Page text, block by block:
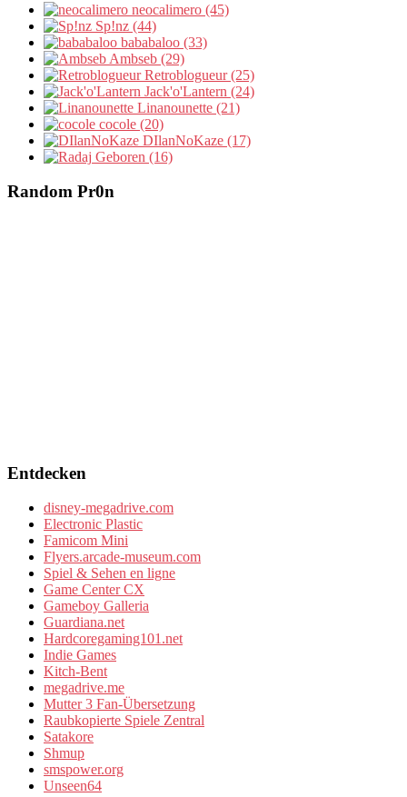
neocalimero (45)
Sp!nz (44)
bababaloo (33)
Ambseb (29)
Retroblogueur (25)
Jack'o'Lantern (24)
Linanounette (21)
cocole (20)
DIlanNoKaze (17)
Geboren (16)
Random Pr0n
Entdecken
disney-megadrive.com
Electronic Plastic
Famicom Mini
Flyers.arcade-museum.com
Spiel & Sehen en ligne
Game Center CX
Gameboy Galleria
Guardiana.net
Hardcoregaming101.net
Indie Games
Kitch-Bent
megadrive.me
Mutter 3 Fan-Übersetzung
Raubkopierte Spiele Zentral
Satakore
Shmup
smspower.org
Unseen64